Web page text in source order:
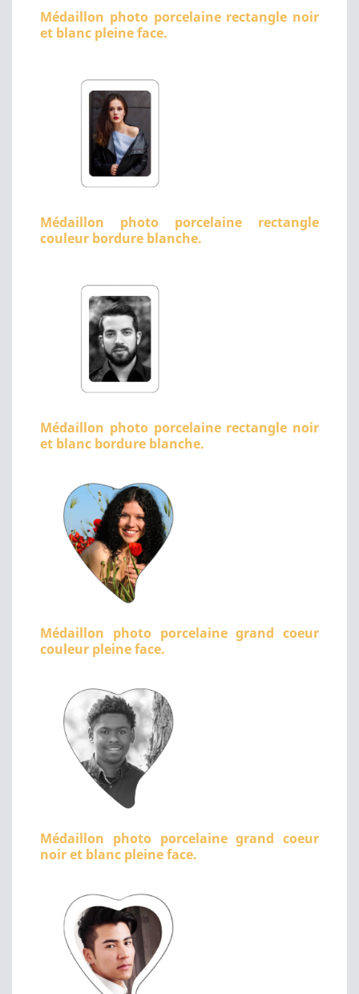
Médaillon photo porcelaine rectangle noir
et blanc pleine face.
Médaillon photo porcelaine rectangle
couleur bordure blanche.
Médaillon photo porcelaine rectangle noir
et blanc bordure blanche.
Médaillon photo porcelaine grand coeur
couleur pleine face.
Médaillon photo porcelaine grand coeur
noir et blanc pleine face.